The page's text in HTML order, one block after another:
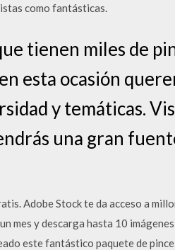
como fantásticas.
tienen miles de
esta ocasión
y temáticas.
una gran
Adobe Stock te da acceso a
y descarga hasta 10
este fantástico paquete de